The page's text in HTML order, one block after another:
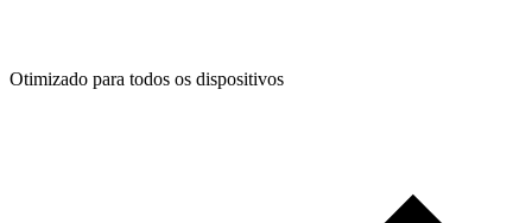
Otimizado para todos os dispositivos